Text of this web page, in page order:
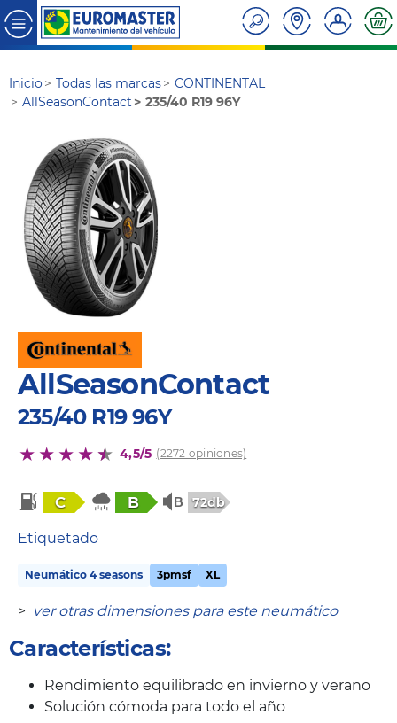
Inicio Todas las marcas
CONTINENTAL
AllSeasonContact
235/40 R19 96Y
AllSeasonContact
235/40 R19 96Y
4,5/5 (2272 opiniones)
C B 72db
Etiquetado
Neumático 4 seasons 3pmsf XL
> ver otras dimensiones para este neumático
Características:
Rendimiento equilibrado en invierno y verano
Solución cómoda para todo el año